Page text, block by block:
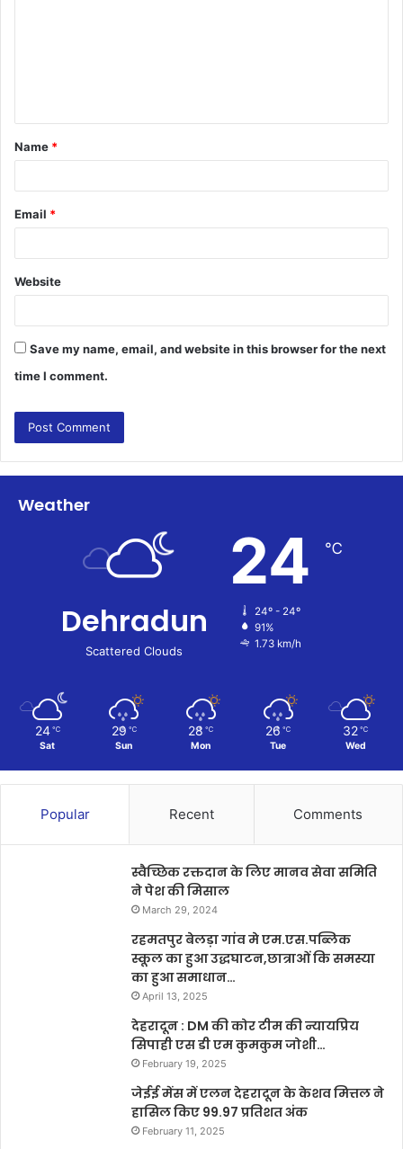
t
*
Name *
Email *
Website
Save my name, email, and website in this browser for the next
time I comment.
Weather
Dehradun
Scattered Clouds
24 ℃
24º - 24º
91%
1.73 km/h
24 ℃
Sat
29 ℃
Sun
28 ℃
Mon
26 ℃
Tue
32 ℃
Wed
Popular Recent Comments
स्वैच्छिक रक्तदान के लिए मानव सेवा समिति
ने पेश की मिसाल
March 29, 2024
रहमतपुर बेलड़ा गांव मे एम.एस.पब्लिक
स्कूल का हुआ उद्धघाटन,छात्राओं कि समस्या
का हुआ समाधान…
April 13, 2025
देहरादून : DM की कोर टीम की न्यायप्रिय
सिपाही एस डी एम कुमकुम जोशी…
February 19, 2025
जेईई मेंस में एलन देहरादून के केशव मित्तल ने
हासिल किए 99.97 प्रतिशत अंक
February 11, 2025